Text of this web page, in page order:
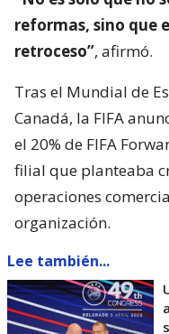
reformas, sino que
retroceso”, afirmó.
Tras el Mundial de
Canadá, la FIFA
el 20% de FIFA
filial que planteaba
operaciones
organización.
Lee también...